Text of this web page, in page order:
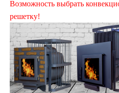
Возможность выбрать
решетку!